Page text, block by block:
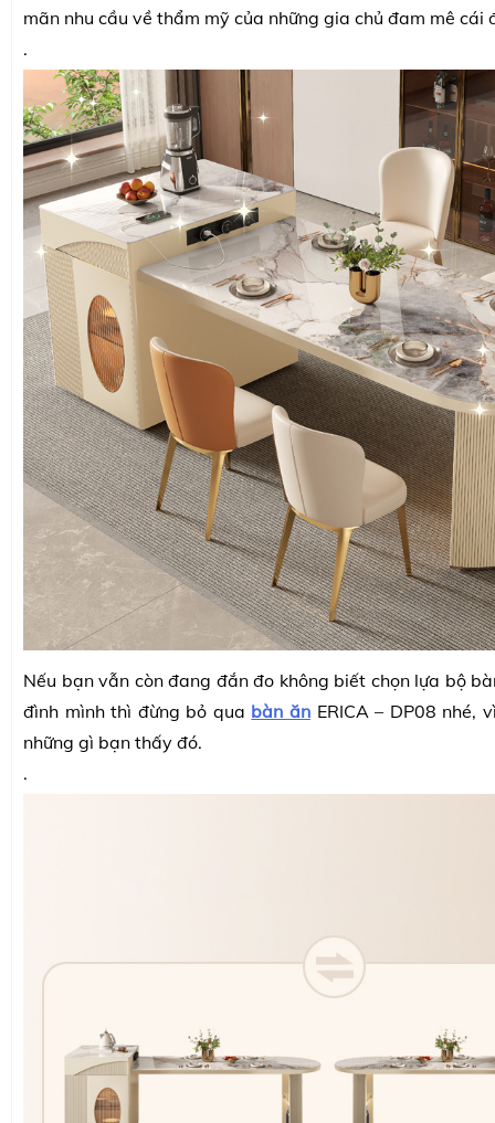
mãn nhu cầu về thẩm mỹ của những gia chủ đam mê cái
.
Nếu bạn vẫn còn đang đắn đo không biết chọn lựa bộ
đình mình thì đừng bỏ qua bàn ănERICA – DP08 nhé,
những gì bạn thấy đó.
.